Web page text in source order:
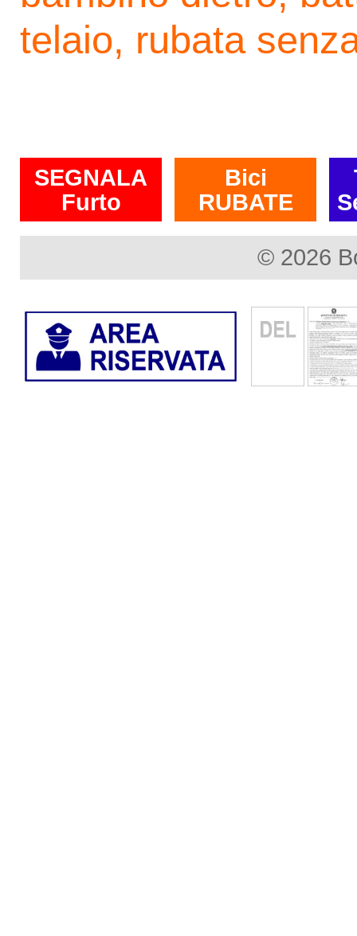
telaio, rubata
SEGNALA
Furto
Bici
RUBATE
© 2026